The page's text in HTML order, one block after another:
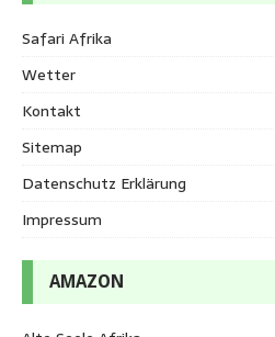
Safari Afrika
Wetter
Kontakt
Sitemap
Datenschutz Erklärung
Impressum
AMAZON